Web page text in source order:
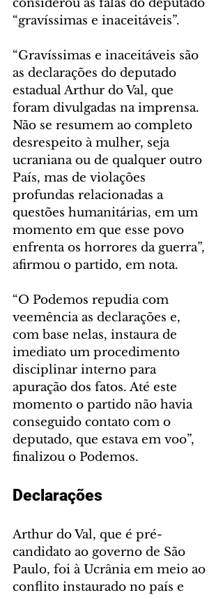
considerou as falas do deputado
“gravíssimas e inaceitáveis”.
“Gravíssimas e inaceitáveis são
as declarações do deputado
estadual Arthur do Val, que
foram divulgadas na imprensa.
Não se resumem ao completo
desrespeito à mulher, seja
ucraniana ou de qualquer outro
País, mas de violações
profundas relacionadas a
questões humanitárias, em um
momento em que esse povo
enfrenta os horrores da guerra”,
afirmou o partido, em nota.
“O Podemos repudia com
veemência as declarações e,
com base nelas, instaura de
imediato um procedimento
disciplinar interno para
apuração dos fatos. Até este
momento o partido não havia
conseguido contato com o
deputado, que estava em voo”,
finalizou o Podemos.
Declarações
Arthur do Val, que é pré-
candidato ao governo de São
Paulo, foi à Ucrânia em meio ao
conflito instaurado no país e